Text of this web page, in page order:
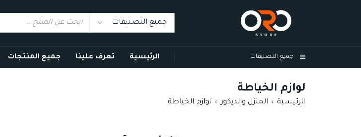
جميع التصنيفات الرئيسية تعرف علينا جميع المنتجات
لوازم الخياطة
الرئيسية › المنزل والديكور › لوازم الخياطة